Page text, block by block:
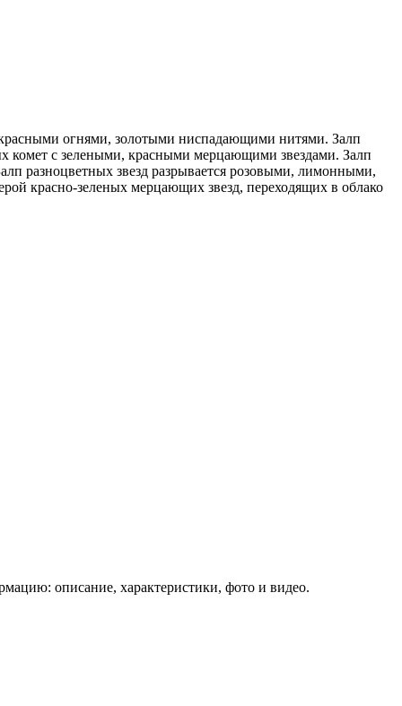
огнями, золотыми ниспадающими нитями. Залп
комет с зелеными, красными мерцающими звездами. Залп
разноцветных звезд разрывается розовыми, лимонными,
красно-зеленых мерцающих звезд, переходящих в облако
описание, характеристики, фото и видео.